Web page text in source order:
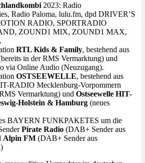
2023: Radio
Radio Paloma, lulu.fm, dpd DRIVER’S
RADIO, SPORTRADIO
ZOUND1 MIX, ZOUND1 MAX,
RTL Kids & Family, bestehend aus
in der RMS Vermarktung) und
via Online Audio (Neuzugang).
OSTSEEWELLE, bestehend aus
RADIO Mecklenburg-Vorpommern
Vermarktung) und Ostseewelle HIT-
Holstein & Hamburg (neues
BAYERN FUNKPAKETES um die
Pirate Radio (DAB+ Sender aus
Alpin FM (DAB+ Sender aus